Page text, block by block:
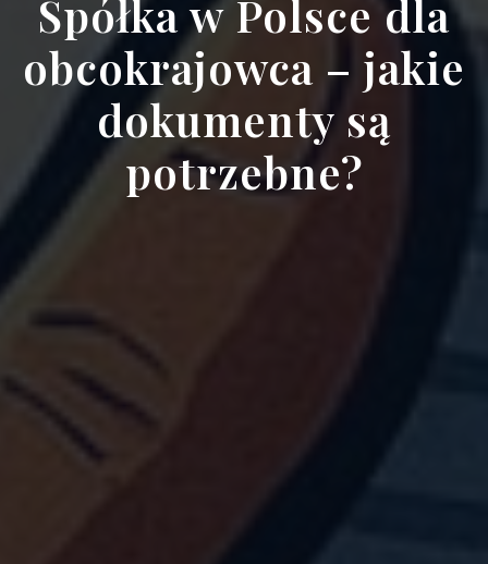
Spółka w Polsce dla
obcokrajowca – jakie
dokumenty są
potrzebne?